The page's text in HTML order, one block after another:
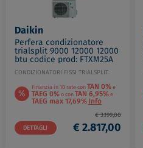
Daikin
Perfera condizionatore
trialsplit 9000 12000 12000
btu codice prod: FTXM25A
FTXM35A(2) 3MXM68A9
CONDIZIONATORI FISSI TRIALSPLIT
% Finanzia in 10 rate conTAN 0%e
TAEG 0%o conTAN 6,95%e
TAEG max 17,69%Info
DETTAGLI
€ 3.199,00
€ 2.817,00